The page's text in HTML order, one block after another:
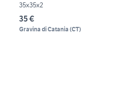
35x35x2
35 €
Gravina di Catania (CT)